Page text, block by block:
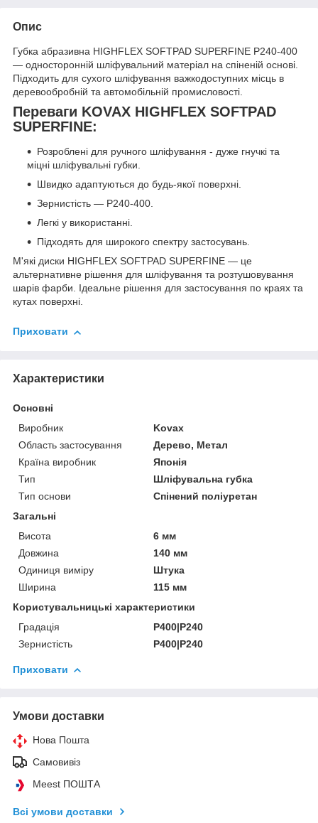
Опис
Губка абразивна HIGHFLEX SOFTPAD SUPERFINE P240-400
— односторонній шліфувальний матеріал на спіненій основі.
Підходить для сухого шліфування важкодоступних місць в
деревообробній та автомобільній промисловості.
Переваги KOVAX HIGHFLEX SOFTPAD
SUPERFINE:
Розроблені для ручного шліфування - дуже гнучкі та
міцні шліфувальні губки.
Швидко адаптуються до будь-якої поверхні.
Зернистість — P240-400.
Легкі у використанні.
Підходять для широкого спектру застосувань.
М'які диски HIGHFLEX SOFTPAD SUPERFINE — це
альтернативне рішення для шліфування та розтушовування
шарів фарби. Ідеальне рішення для застосування по краях та
кутах поверхні.
Приховати
Характеристики
Основні
Виробник
Kovax
Область застосування
Дерево, Метал
Країна виробник
Японія
Тип
Шліфувальна губка
Тип основи
Спінений поліуретан
Загальні
Висота
6 мм
Довжина
140 мм
Одиниця виміру
Штука
Ширина
115 мм
Користувальницькі характеристики
Градація
P400|P240
Зернистість
P400|P240
Приховати
Умови доставки
Нова Пошта
Самовивіз
Meest ПОШТА
Всі умови доставки